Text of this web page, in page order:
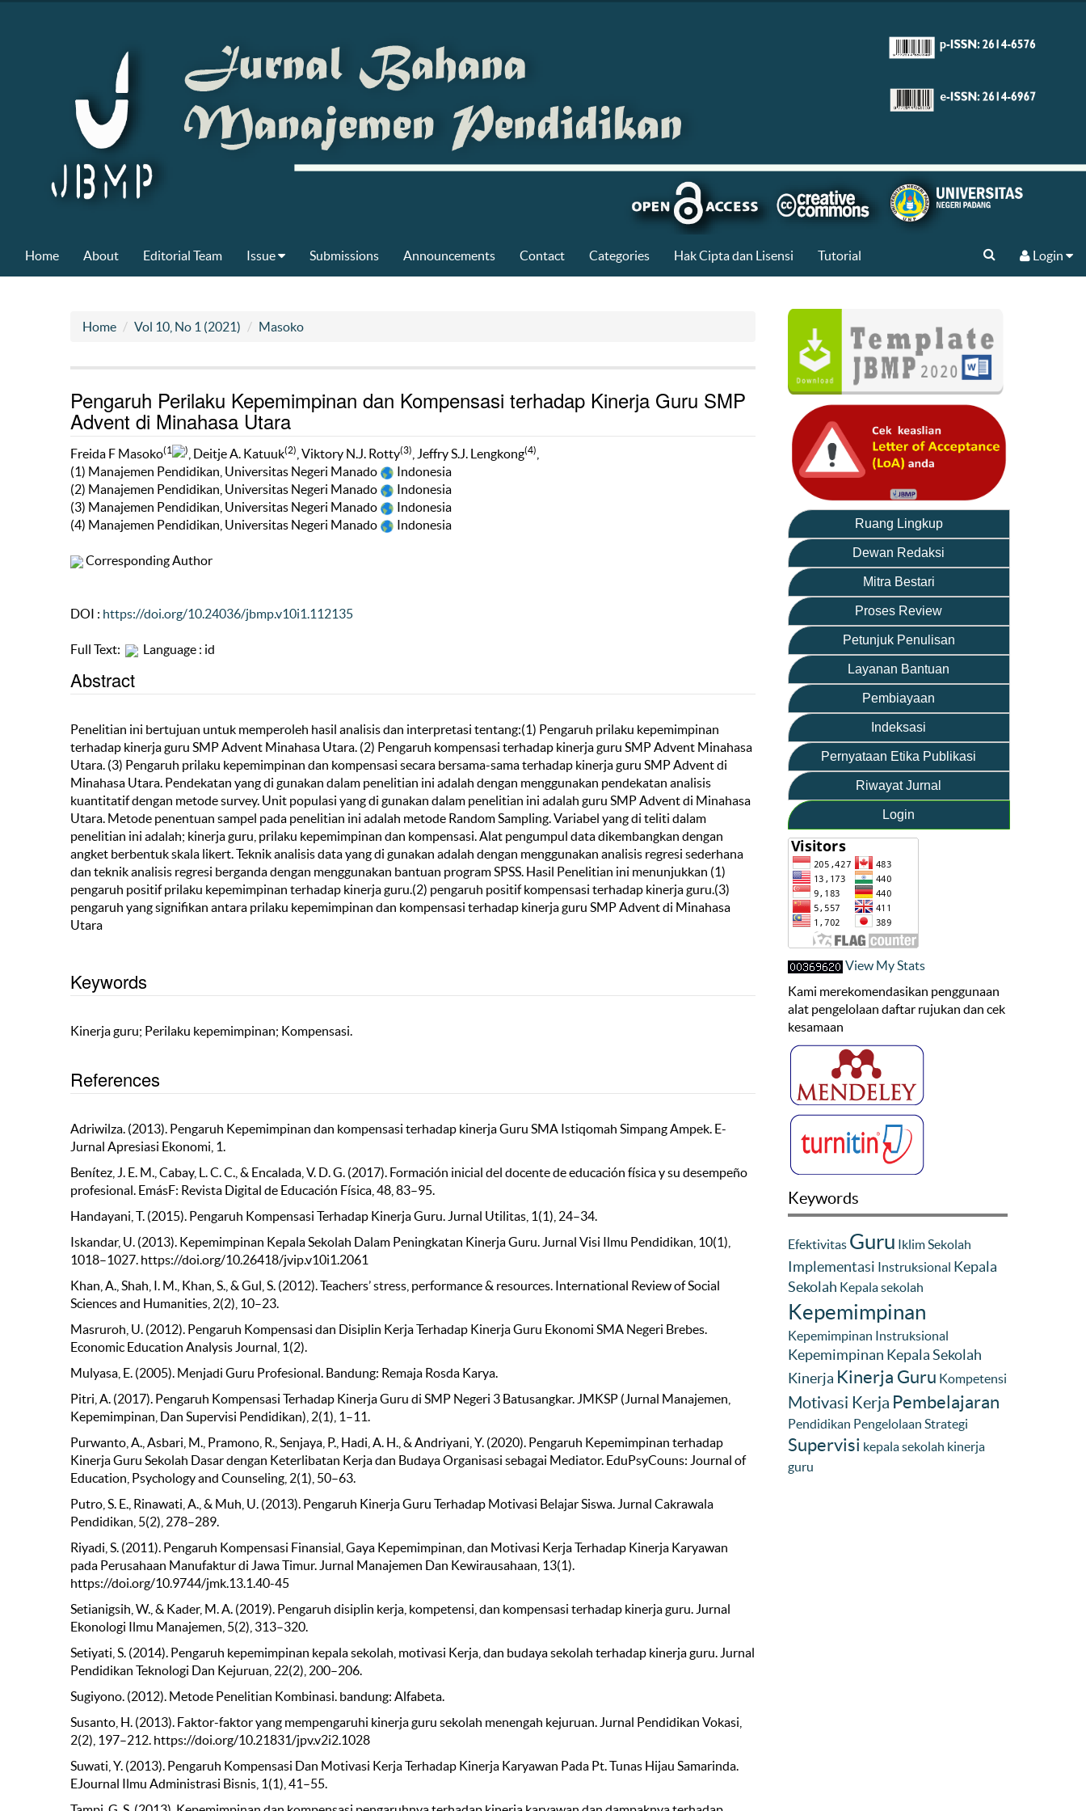
Home About Editorial Team Issue Submissions Announcements Contact Categories Hak Cipta dan Lisensi Tutorial Login
Home Vol 10, No 1 (2021) Masoko
Pengaruh Perilaku Kepemimpinan dan Kompensasi terhadap Kinerja Guru SMP
Advent di Minahasa Utara
Freida F Masoko(1 ) , Deitje A. Katuuk(2) , Viktory N.J. Rotty(3) , Jeffry S.J. Lengkong(4)
(1) Manajemen Pendidikan, Universitas Negeri Manado
Indonesia
(2) Manajemen Pendidikan, Universitas Negeri Manado
Indonesia
(3) Manajemen Pendidikan, Universitas Negeri Manado
Indonesia
(4) Manajemen Pendidikan, Universitas Negeri Manado
Indonesia
Corresponding Author
DOI : https://doi.org/10.24036/jbmp.v10i1.112135
Full Text: Language : id
Abstract
Penelitian ini bertujuan untuk memperoleh hasil analisis dan interpretasi tentang:(1) Pengaruh prilaku kepemimpinan
terhadap kinerja guru SMP Advent Minahasa Utara. (2) Pengaruh kompensasi terhadap kinerja guru SMP Advent Minahasa
Utara. (3) Pengaruh prilaku kepemimpinan dan kompensasi secara bersama-sama terhadap kinerja guru SMP Advent di
Minahasa Utara. Pendekatan yang di gunakan dalam penelitian ini adalah dengan menggunakan pendekatan analisis
kuantitatif dengan metode survey. Unit populasi yang di gunakan dalam penelitian ini adalah guru SMP Advent di Minahasa
Utara. Metode penentuan sampel pada penelitian ini adalah metode Random Sampling. Variabel yang di teliti dalam
penelitian ini adalah; kinerja guru, prilaku kepemimpinan dan kompensasi. Alat pengumpul data dikembangkan dengan
angket berbentuk skala likert. Teknik analisis data yang di gunakan adalah dengan menggunakan analisis regresi sederhana
dan teknik analisis regresi berganda dengan menggunakan bantuan program SPSS. Hasil Penelitian ini menunjukkan (1)
pengaruh positif prilaku kepemimpinan terhadap kinerja guru.(2) pengaruh positif kompensasi terhadap kinerja guru.(3)
pengaruh yang signifikan antara prilaku kepemimpinan dan kompensasi terhadap kinerja guru SMP Advent di Minahasa
Utara
Keywords
Kinerja guru; Perilaku kepemimpinan; Kompensasi.
References
Adriwilza. (2013). Pengaruh Kepemimpinan dan kompensasi terhadap kinerja Guru SMA Istiqomah Simpang Ampek. E-
Jurnal Apresiasi Ekonomi, 1.
Benítez, J. E. M., Cabay, L. C. C., & Encalada, V. D. G. (2017). Formación inicial del docente de educación física y su desempeño
profesional. EmásF: Revista Digital de Educación Física, 48, 83–95.
Handayani, T. (2015). Pengaruh Kompensasi Terhadap Kinerja Guru. Jurnal Utilitas, 1(1), 24–34.
Iskandar, U. (2013). Kepemimpinan Kepala Sekolah Dalam Peningkatan Kinerja Guru. Jurnal Visi Ilmu Pendidikan, 10(1),
1018–1027. https://doi.org/10.26418/jvip.v10i1.2061
Khan, A., Shah, I. M., Khan, S., & Gul, S. (2012). Teachers’ stress, performance & resources. International Review of Social
Sciences and Humanities, 2(2), 10–23.
Masruroh, U. (2012). Pengaruh Kompensasi dan Disiplin Kerja Terhadap Kinerja Guru Ekonomi SMA Negeri Brebes.
Economic Education Analysis Journal, 1(2).
Mulyasa, E. (2005). Menjadi Guru Profesional. Bandung: Remaja Rosda Karya.
Pitri, A. (2017). Pengaruh Kompensasi Terhadap Kinerja Guru di SMP Negeri 3 Batusangkar. JMKSP (Jurnal Manajemen,
Kepemimpinan, Dan Supervisi Pendidikan), 2(1), 1–11.
Purwanto, A., Asbari, M., Pramono, R., Senjaya, P., Hadi, A. H., & Andriyani, Y. (2020). Pengaruh Kepemimpinan terhadap
Kinerja Guru Sekolah Dasar dengan Keterlibatan Kerja dan Budaya Organisasi sebagai Mediator. EduPsyCouns: Journal of
Education, Psychology and Counseling, 2(1), 50–63.
Putro, S. E., Rinawati, A., & Muh, U. (2013). Pengaruh Kinerja Guru Terhadap Motivasi Belajar Siswa. Jurnal Cakrawala
Pendidikan, 5(2), 278–289.
Riyadi, S. (2011). Pengaruh Kompensasi Finansial, Gaya Kepemimpinan, dan Motivasi Kerja Terhadap Kinerja Karyawan
pada Perusahaan Manufaktur di Jawa Timur. Jurnal Manajemen Dan Kewirausahaan, 13(1).
https://doi.org/10.9744/jmk.13.1.40-45
Setianigsih, W., & Kader, M. A. (2019). Pengaruh disiplin kerja, kompetensi, dan kompensasi terhadap kinerja guru. Jurnal
Ekonologi Ilmu Manajemen, 5(2), 313–320.
Setiyati, S. (2014). Pengaruh kepemimpinan kepala sekolah, motivasi Kerja, dan budaya sekolah terhadap kinerja guru. Jurnal
Pendidikan Teknologi Dan Kejuruan, 22(2), 200–206.
Sugiyono. (2012). Metode Penelitian Kombinasi. bandung: Alfabeta.
Susanto, H. (2013). Faktor-faktor yang mempengaruhi kinerja guru sekolah menengah kejuruan. Jurnal Pendidikan Vokasi,
2(2), 197–212. https://doi.org/10.21831/jpv.v2i2.1028
Suwati, Y. (2013). Pengaruh Kompensasi Dan Motivasi Kerja Terhadap Kinerja Karyawan Pada Pt. Tunas Hijau Samarinda.
EJournal Ilmu Administrasi Bisnis, 1(1), 41–55.
Ruang Lingkup
Dewan Redaksi
Mitra Bestari
Proses Review
Petunjuk Penulisan
Layanan Bantuan
Pembiayaan
Indeksasi
Pernyataan Etika Publikasi
Riwayat Jurnal
Login
View My Stats
Kami merekomendasikan penggunaan
alat pengelolaan daftar rujukan dan cek
kesamaan
Keywords
Efektivitas Guru Iklim Sekolah
Implementasi Instruksional Kepala
Sekolah Kepala sekolah
Kepemimpinan
Kepemimpinan Instruksional
Kepemimpinan Kepala Sekolah
Kinerja Kinerja Guru Kompetensi
Motivasi Kerja Pembelajaran
Pendidikan Pengelolaan Strategi
Supervisi kepala sekolah kinerja
guru